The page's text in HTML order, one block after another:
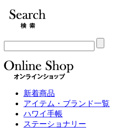
新着商品
アイテム・ブランド一覧
ハワイ手帳
ステーショナリー